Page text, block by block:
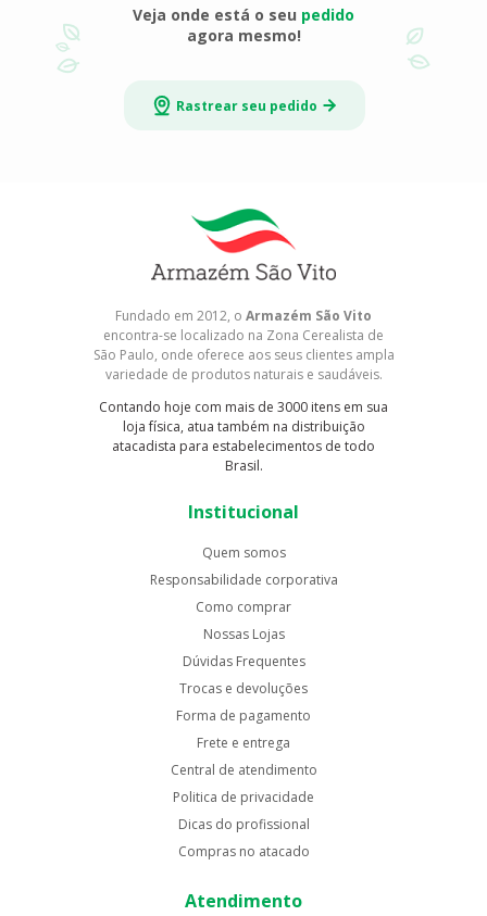
Veja onde está o seu pedido
agora mesmo!
Rastrear seu pedido
Fundado em 2012, o Armazém São Vito
encontra-se localizado na Zona Cerealista de
São Paulo, onde oferece aos seus clientes ampla
variedade de produtos naturais e saudáveis.
Contando hoje com mais de 3000 itens em sua
loja física, atua também na distribuição
atacadista para estabelecimentos de todo
Brasil.
Institucional
Quem somos
Responsabilidade corporativa
Como comprar
Nossas Lojas
Dúvidas Frequentes
Trocas e devoluções
Forma de pagamento
Frete e entrega
Central de atendimento
Politica de privacidade
Dicas do profissional
Compras no atacado
Atendimento